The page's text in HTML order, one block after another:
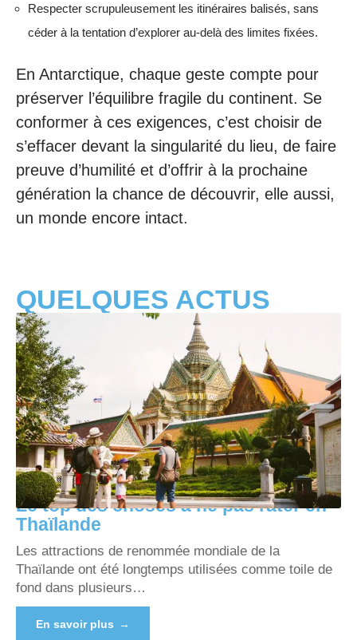
Respecter scrupuleusement les itinéraires balisés, sans
céder à la tentation d’explorer au-delà des limites fixées.
En Antarctique, chaque geste compte pour
préserver l’équilibre fragile du continent. Se
conformer à ces exigences, c’est choisir de
s’effacer devant la singularité du lieu, de faire
preuve d’humilité et d’offrir à la prochaine
génération la chance de découvrir, elle aussi,
un monde encore intact.
QUELQUES ACTUS
Le top des choses à ne pas rater en
Thaïlande
Les attractions de renommée mondiale de la
Thaïlande ont été longtemps utilisées comme toile de
fond dans plusieurs…
En savoir plus